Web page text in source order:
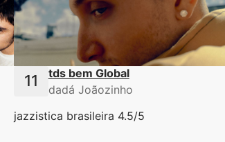
tds bem Global
dadá Joãozinho
jazzistica brasileira 4.5/5